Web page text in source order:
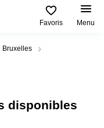
Favoris Menu
Bruxelles
disponibles